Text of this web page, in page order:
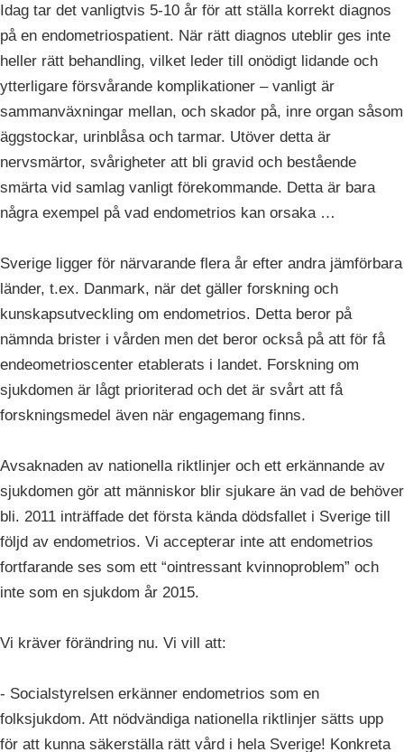
Idag tar det vanligtvis 5-10 år för att ställa korrekt diagnos
på en endometriospatient. När rätt diagnos uteblir ges inte
heller rätt behandling, vilket leder till onödigt lidande och
ytterligare försvårande komplikationer – vanligt är
sammanväxningar mellan, och skador på, inre organ såsom
äggstockar, urinblåsa och tarmar. Utöver detta är
nervsmärtor, svårigheter att bli gravid och bestående
smärta vid samlag vanligt förekommande. Detta är bara
några exempel på vad endometrios kan orsaka …
Sverige ligger för närvarande flera år efter andra jämförbara
länder, t.ex. Danmark, när det gäller forskning och
kunskapsutveckling om endometrios. Detta beror på
nämnda brister i vården men det beror också på att för få
endeometrioscenter etablerats i landet. Forskning om
sjukdomen är lågt prioriterad och det är svårt att få
forskningsmedel även när engagemang finns.
Avsaknaden av nationella riktlinjer och ett erkännande av
sjukdomen gör att människor blir sjukare än vad de behöver
bli. 2011 inträffade det första kända dödsfallet i Sverige till
följd av endometrios. Vi accepterar inte att endometrios
fortfarande ses som ett “ointressant kvinnoproblem” och
inte som en sjukdom år 2015.
Vi kräver förändring nu. Vi vill att:
- Socialstyrelsen erkänner endometrios som en
folksjukdom. Att nödvändiga nationella riktlinjer sätts upp
för att kunna säkerställa rätt vård i hela Sverige! Konkreta